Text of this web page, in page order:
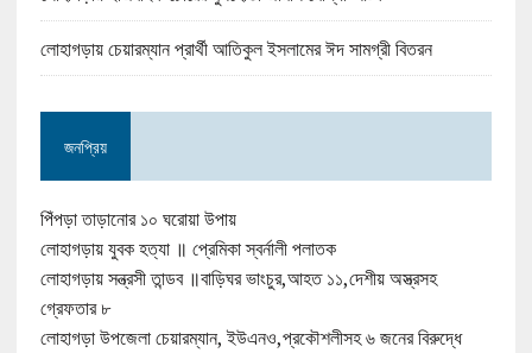
লোহাগড়ায় চেয়ারম্যান প্রার্থী আতিকুল ইসলামের ঈদ সামগ্রী বিতরন
জনপ্রিয়
পিঁপড়া তাড়ানোর ১০ ঘরোয়া উপায়
লোহাগড়ায় যুবক হত্যা ॥ প্রেমিকা স্বর্নালী পলাতক
লোহাগড়ায় সন্ত্রসী তান্ডব ॥বাড়িঘর ভাংচুর,আহত ১১,দেশীয় অস্ত্রসহ
গ্রেফতার ৮
লোহাগড়া উপজেলা চেয়ারম্যান, ইউএনও,প্রকৌশলীসহ ৬ জনের বিরুদ্ধে